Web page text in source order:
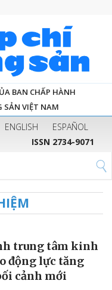
BAN CHẤP HÀNH
SẢN VIỆT NAM
ENGLISH
ESPAÑOL
ISSN 2734-9071
trung tâm kinh
động lực tăng
cảnh mới